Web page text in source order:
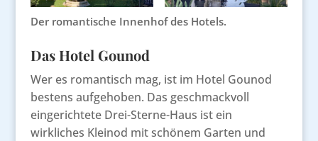
Der romantische Innenhof des Hotels.
Das Hotel Gounod
Wer es romantisch mag, ist im Hotel Gounod
bestens aufgehoben. Das geschmackvoll
eingerichtete Drei-Sterne-Haus ist ein
wirkliches Kleinod mit schönem Garten und